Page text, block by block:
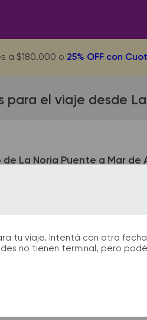
a $180.000 o 25% OFF con
tu viaje. Intentá con otra
no tienen terminal, pero
para el viaje desde
La Noria Puente a Mar de
ubicada en Cosquin 2618.
de bus podrás
arribo durante tu viaje.
en la terminal de micros?